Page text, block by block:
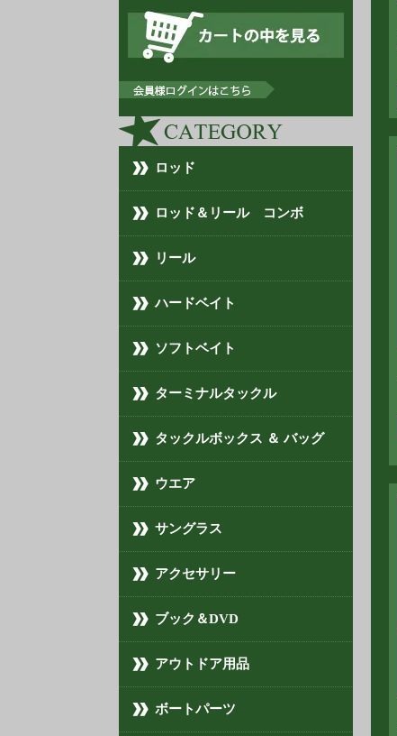
ロッド
ロッド＆リール コンボ
リール
ハードベイト
ソフトベイト
ターミナルタックル
タックルボックス ＆ バッグ
ウエア
サングラス
アクセサリー
ブック＆DVD
アウトドア用品
ボートパーツ